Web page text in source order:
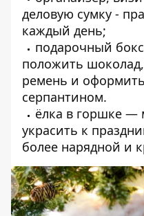
деловую сумку -
каждый день;
подарочный
положить
ремень и
серпантином.
ёлка в горшке —
украсить к
более нарядной и